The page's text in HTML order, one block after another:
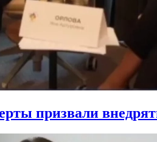
призвали